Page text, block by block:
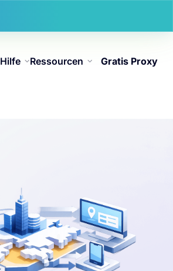
Hilfe Ressourcen Gratis Proxy